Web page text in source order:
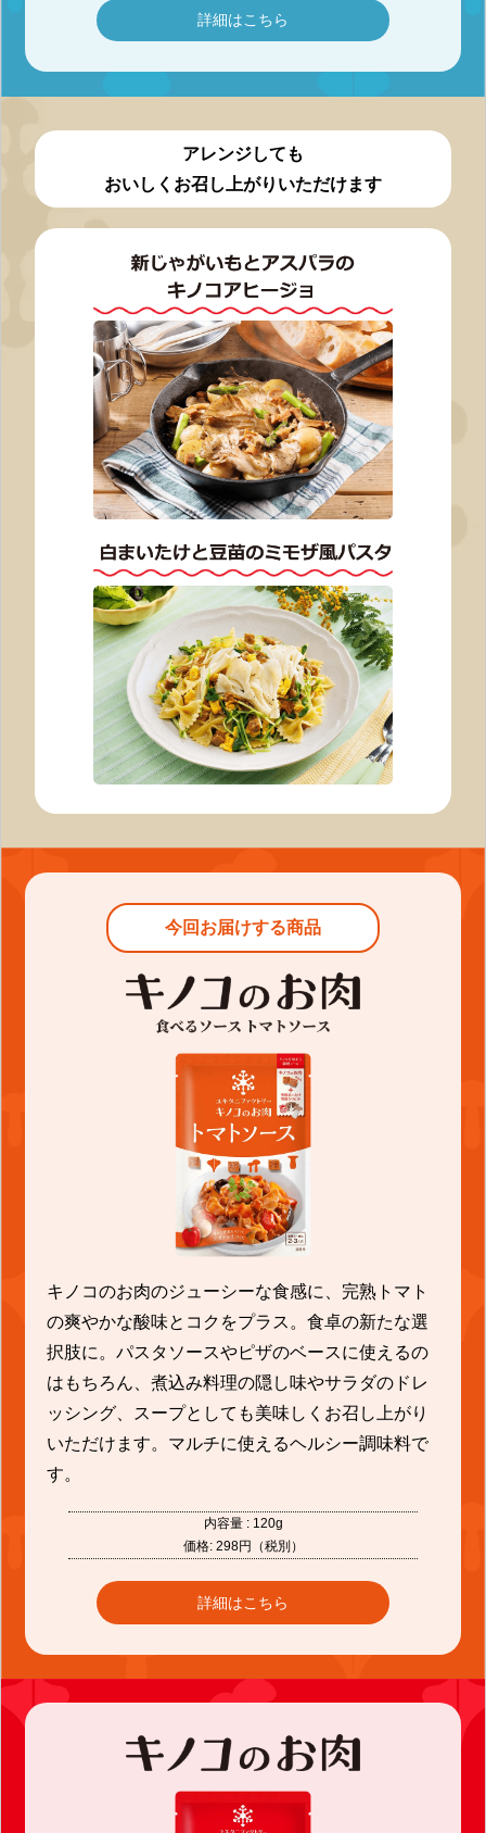
詳細はこちら
アレンジしても
おいしくお召し上がりいただけます
今回お届けする商品
キノコのお肉のジューシーな食感に、完熟トマト
の爽やかな酸味とコクをプラス。食卓の新たな選
択肢に。パスタソースやピザのベースに使えるの
はもちろん、煮込み料理の隠し味やサラダのドレ
ッシング、スープとしても美味しくお召し上がり
いただけます。マルチに使えるヘルシー調味料で
す。
内容量 : 120g
価格: 298円（税別）
詳細はこちら